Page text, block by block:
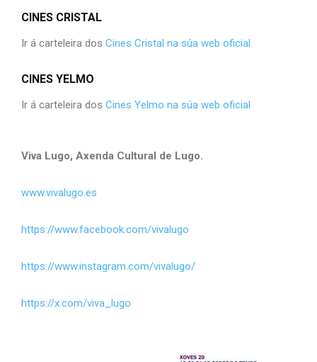
CINES CRISTAL
Ir á carteleira dos Cines Cristal na súa web oficial
CINES YELMO
Ir á carteleira dos Cines Yelmo na súa web oficial
Viva Lugo, Axenda Cultural de Lugo.
www.vivalugo.es
https://www.facebook.com/vivalugo
https://www.instagram.com/vivalugo/
https://x.com/viva_lugo